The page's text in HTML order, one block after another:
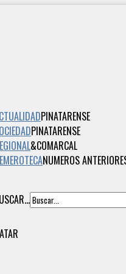
PINATARENSE
PINATARENSE
&COMARCAL
NUMEROS